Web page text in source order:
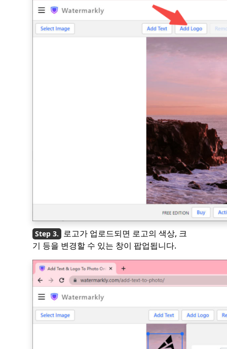
로고가 업로드되면 로고의 색상, 크
기 등을 변경할 수 있는 창이 팝업됩니다.